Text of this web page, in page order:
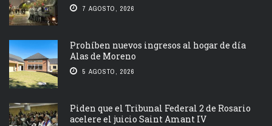
7 AGOSTO, 2026
Prohíben nuevos ingresos al hogar de día
Alas de Moreno
5 AGOSTO, 2026
Piden que el Tribunal Federal 2 de Rosario
acelere el juicio Saint Amant IV